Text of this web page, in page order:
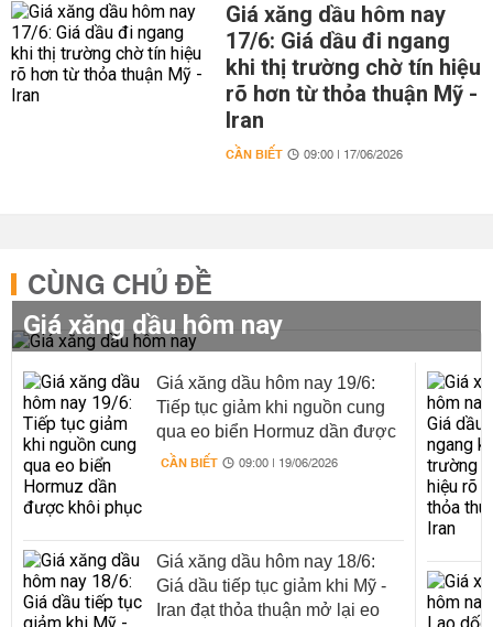
Giá xăng dầu hôm nay
17/6: Giá dầu đi ngang
khi thị trường chờ tín hiệu
rõ hơn từ thỏa thuận Mỹ -
Iran
CẦN BIẾT 09:00 | 17/06/2026
CÙNG CHỦ ĐỀ
Giá xăng dầu hôm nay
Giá xăng dầu hôm nay 19/6:
Tiếp tục giảm khi nguồn cung
qua eo biển Hormuz dần được
khôi phục
CẦN BIẾT 09:00 | 19/06/2026
Giá xăng dầu hôm nay 18/6:
Giá dầu tiếp tục giảm khi Mỹ -
Iran đạt thỏa thuận mở lại eo